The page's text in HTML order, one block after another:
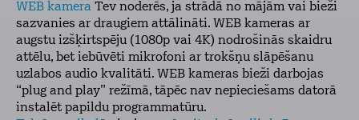
WEB kamera Tev noderēs, ja strādā no mājām vai bieži
sazvanies ar draugiem attālināti. WEB kameras ar
augstu izšķirtspēju (1080p vai 4K) nodrošinās skaidru
attēlu, bet iebūvēti mikrofoni ar trokšņu slāpēšanu
uzlabos audio kvalitāti. WEB kameras bieži darbojas
“plug and play” režīmā, tāpēc nav nepieciešams datorā
instalēt papildu programmatūru.